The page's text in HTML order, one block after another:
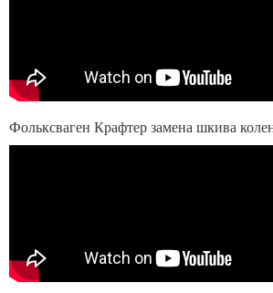
Фольксваген Крафтер замена шкива